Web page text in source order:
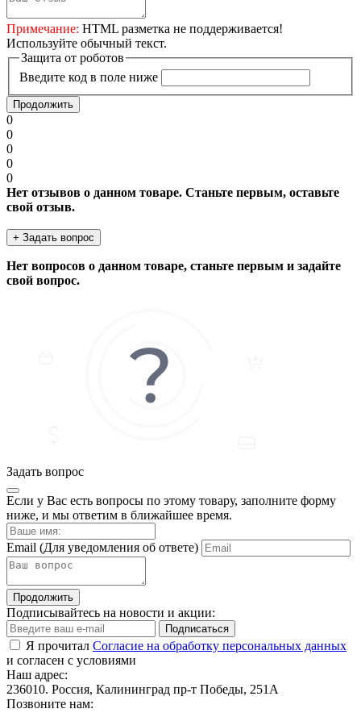
Примечание: HTML разметка не поддерживается!
Используйте обычный текст.
Защита от роботов
Введите код в поле ниже
Продолжить
0
0
0
0
0
Нет отзывов о данном товаре. Станьте первым, оставьте
свой отзыв.
+ Задать вопрос
Нет вопросов о данном товаре, станьте первым и задайте
свой вопрос.
Задать вопрос
Если у Вас есть вопросы по этому товару, заполните форму
ниже, и мы ответим в ближайшее время.
Email (Для уведомления об ответе)
Продолжить
Подписывайтесь на новости и акции:
Подписаться
Я прочитал Согласие на обработку персональных данных
и согласен с условиями
Наш адрес:
236010. Россия, Калининград пр-т Победы, 251А
Позвоните нам: